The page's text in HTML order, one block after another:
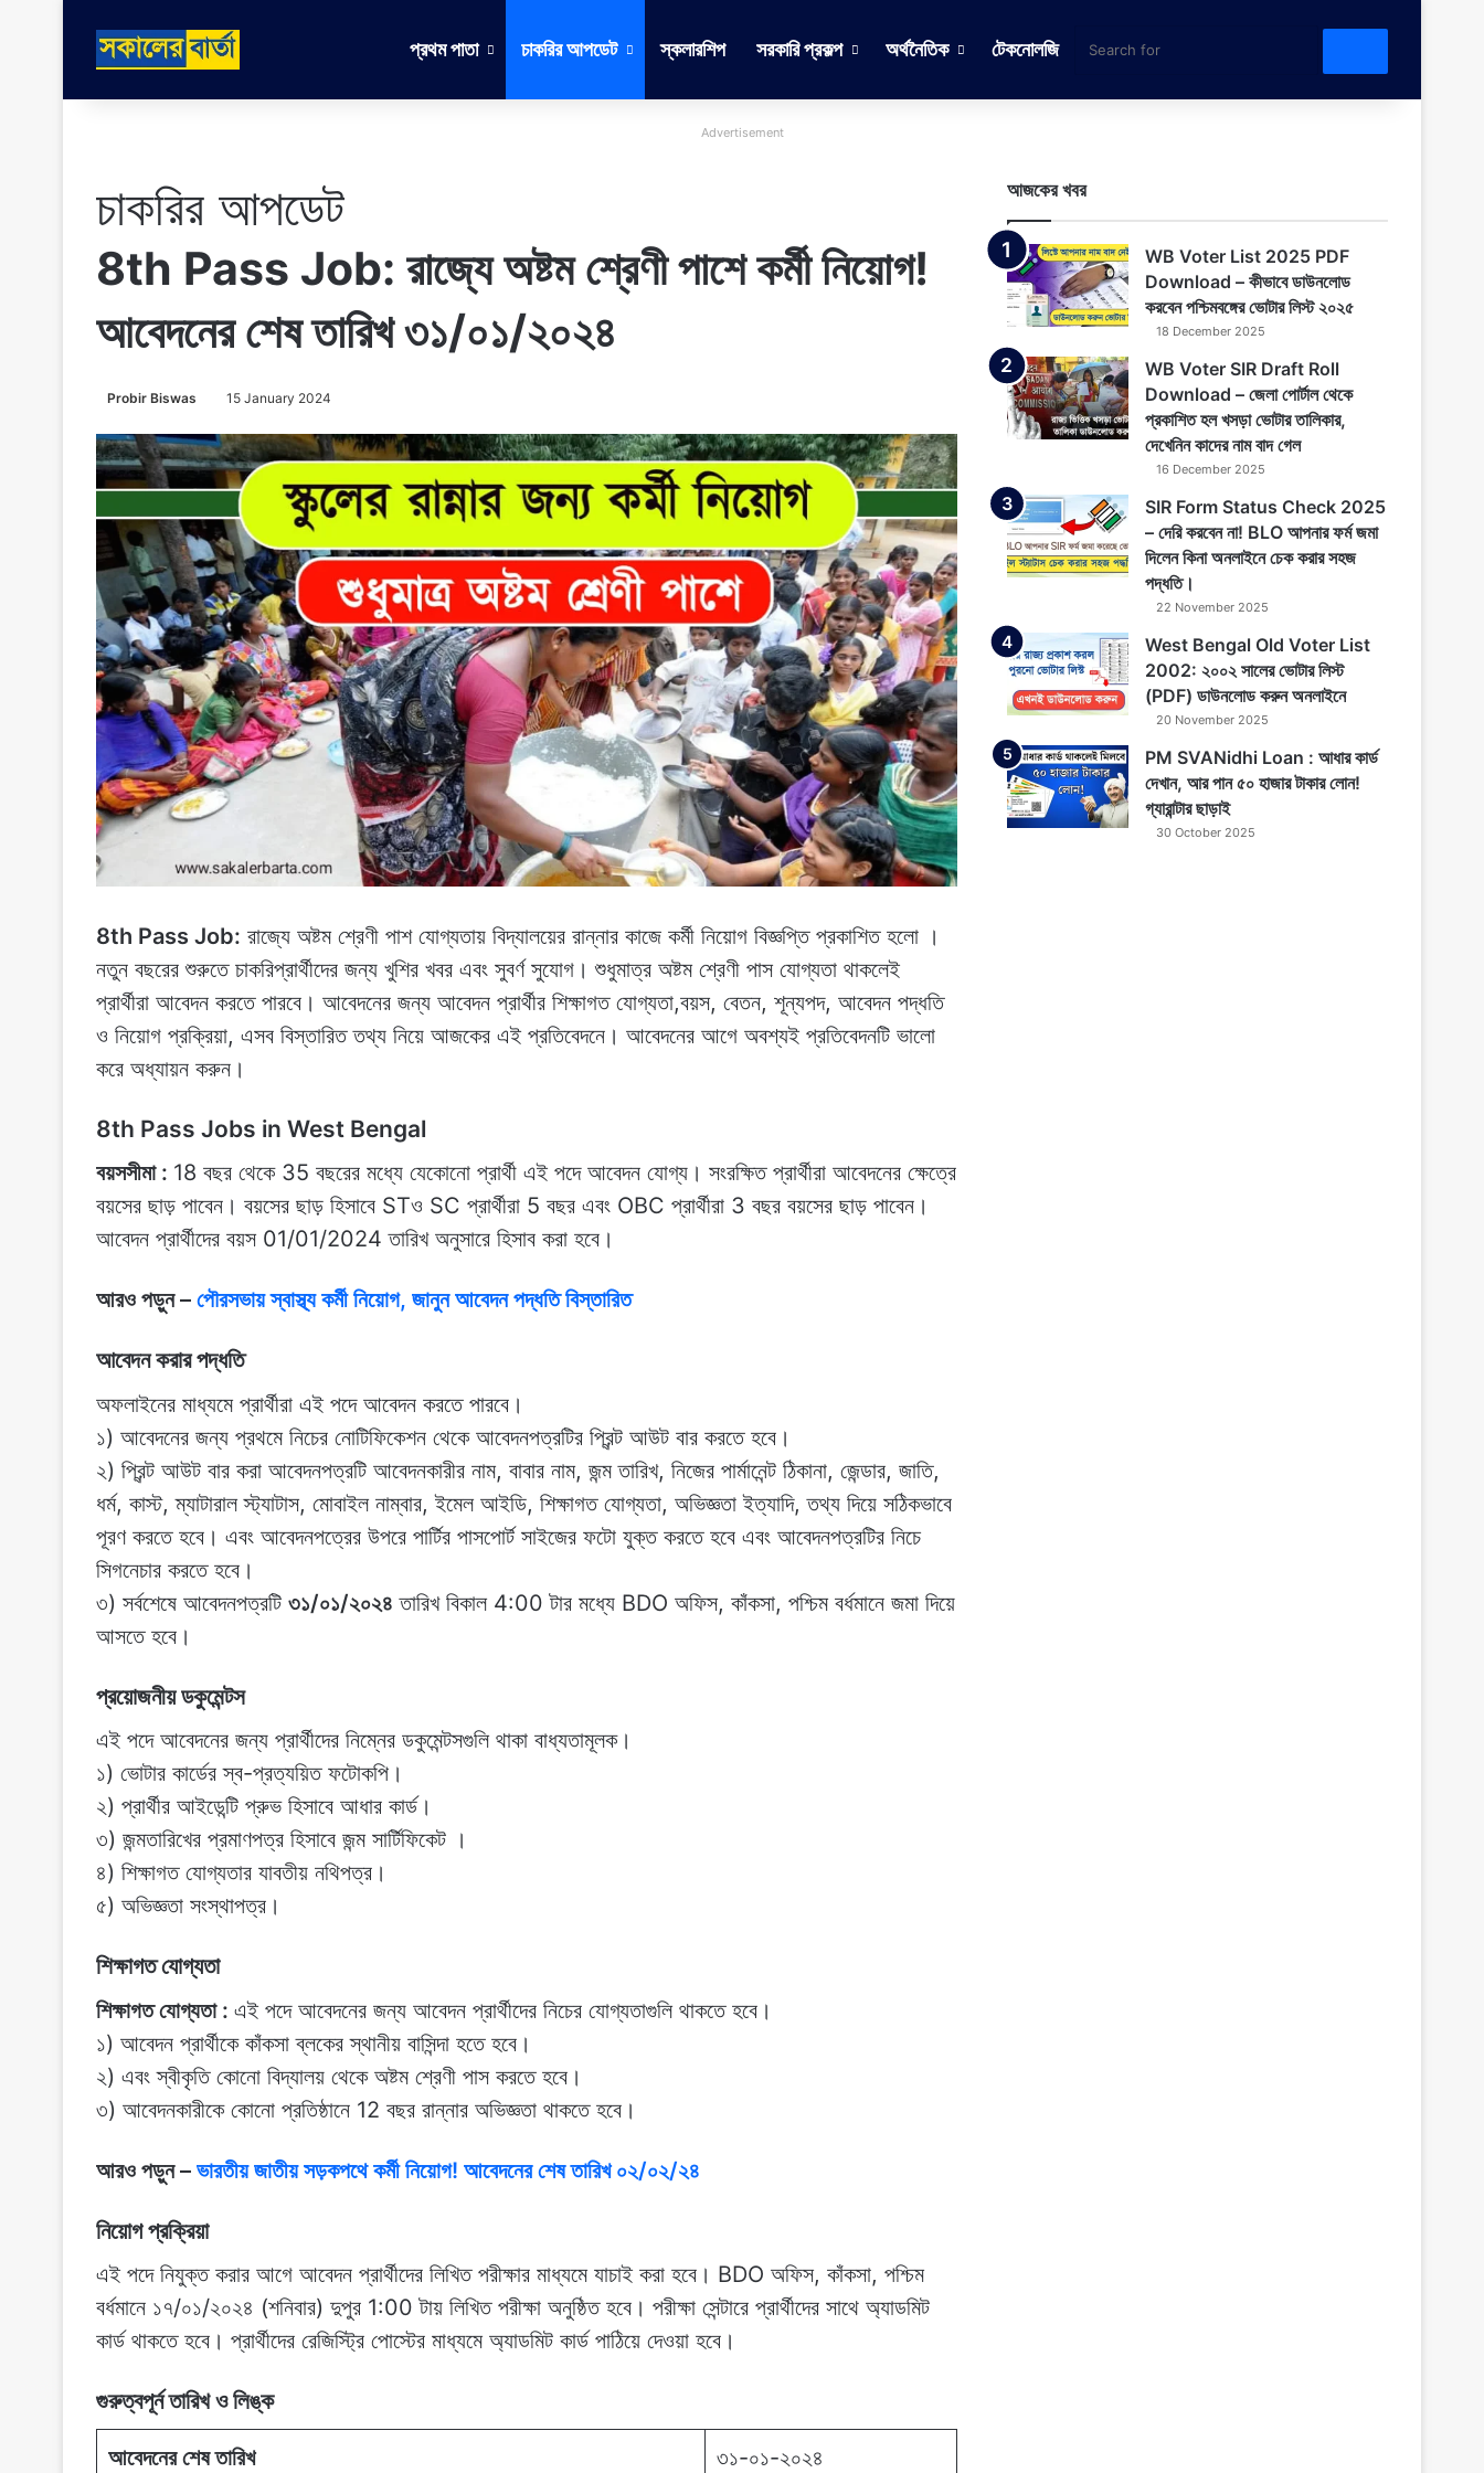
প্রথম পাতা চাকরির আপডেট স্কলারশিপ সরকারি প্রকল্প অর্থনৈতিক টেকনোলজি
Search
for
Advertisement
চাকরির আপডেট
8th Pass Job: রাজ্যে অষ্টম শ্রেণী পাশে কর্মী নিয়োগ!
আবেদনের শেষ তারিখ ৩১/০১/২০২৪
Probir Biswas 15 January 2024
8th Pass Job: রাজ্যে অষ্টম শ্রেণী পাশ যোগ্যতায় বিদ্যালয়ের রান্নার কাজে কর্মী নিয়োগ বিজ্ঞপ্তি প্রকাশিত হলো ‌।
নতুন বছরের শুরুতে চাকরিপ্রার্থীদের জন্য খুশির খবর এবং সুবর্ণ সুযোগ। শুধুমাত্র অষ্টম শ্রেণী পাস যোগ্যতা থাকলেই
প্রার্থীরা আবেদন করতে পারবে। আবেদনের জন্য আবেদন প্রার্থীর শিক্ষাগত যোগ্যতা,বয়স, বেতন, শূন্যপদ, আবেদন পদ্ধতি
ও নিয়োগ প্রক্রিয়া, এসব বিস্তারিত তথ্য নিয়ে আজকের এই প্রতিবেদনে। আবেদনের আগে অবশ্যই প্রতিবেদনটি ভালো
করে অধ্যায়ন করুন।
8th Pass Jobs in West Bengal
বয়সসীমা : 18 বছর থেকে 35 বছরের মধ্যে যেকোনো প্রার্থী এই পদে আবেদন যোগ্য। সংরক্ষিত প্রার্থীরা আবেদনের ক্ষেত্রে
বয়সের ছাড় পাবেন। বয়সের ছাড় হিসাবে STও SC প্রার্থীরা 5 বছর এবং OBC প্রার্থীরা 3 বছর বয়সের ছাড় পাবেন।
আবেদন প্রার্থীদের বয়স 01/01/2024 তারিখ অনুসারে হিসাব করা হবে।
আরও পড়ুন – পৌরসভায় স্বাস্থ্য কর্মী নিয়োগ, জানুন আবেদন পদ্ধতি বিস্তারিত
আবেদন করার পদ্ধতি
অফলাইনের মাধ্যমে প্রার্থীরা এই পদে আবেদন করতে পারবে।
১) আবেদনের জন্য প্রথমে নিচের নোটিফিকেশন থেকে আবেদনপত্রটির প্রিন্ট আউট বার করতে হবে।
২) প্রিন্ট আউট বার করা আবেদনপত্রটি আবেদনকারীর নাম, বাবার নাম, জন্ম তারিখ, নিজের পার্মানেন্ট ঠিকানা, জেন্ডার, জাতি,
ধর্ম, কাস্ট, ম্যাটারাল স্ট্যাটাস, মোবাইল নাম্বার, ইমেল আইডি, শিক্ষাগত যোগ্যতা, অভিজ্ঞতা ইত্যাদি, তথ্য দিয়ে সঠিকভাবে
পূরণ করতে হবে। এবং আবেদনপত্রের উপরে পার্টির পাসপোর্ট সাইজের ফটো যুক্ত করতে হবে এবং আবেদনপত্রটির নিচে
সিগনেচার করতে হবে।
৩) সর্বশেষে আবেদনপত্রটি ৩১/০১/২০২৪ তারিখ বিকাল 4:00 টার মধ্যে BDO অফিস, কাঁকসা, পশ্চিম বর্ধমানে জমা দিয়ে
আসতে হবে।
প্রয়োজনীয় ডকুমেন্টস
এই পদে আবেদনের জন্য প্রার্থীদের নিম্নের ডকুমেন্টসগুলি থাকা বাধ্যতামূলক।
১) ভোটার কার্ডের স্ব-প্রত্যয়িত ফটোকপি।
২) প্রার্থীর আইডেন্টি প্রুভ হিসাবে আধার কার্ড‌।
৩) জন্মতারিখের প্রমাণপত্র হিসাবে জন্ম সার্টিফিকেট ।
৪) শিক্ষাগত যোগ্যতার যাবতীয় নথিপত্র।
৫) অভিজ্ঞতা সংস্থাপত্র।
শিক্ষাগত যোগ্যতা
শিক্ষাগত যোগ্যতা : এই পদে আবেদনের জন্য আবেদন প্রার্থীদের নিচের যোগ্যতাগুলি থাকতে হবে।
১) আবেদন প্রার্থীকে কাঁকসা ব্লকের স্থানীয় বাসিন্দা হতে হবে।
২) এবং স্বীকৃতি কোনো বিদ্যালয় থেকে অষ্টম শ্রেণী পাস করতে হবে।
৩) আবেদনকারীকে কোনো প্রতিষ্ঠানে 12 বছর রান্নার অভিজ্ঞতা থাকতে হবে।
আরও পড়ুন – ভারতীয় জাতীয় সড়কপথে কর্মী নিয়োগ! আবেদনের শেষ তারিখ ০২/০২/২৪
নিয়োগ প্রক্রিয়া
এই পদে নিযুক্ত করার আগে আবেদন প্রার্থীদের লিখিত পরীক্ষার মাধ্যমে যাচাই করা হবে। BDO অফিস, কাঁকসা, পশ্চিম
বর্ধমানে ১৭/০১/২০২৪ (শনিবার) দুপুর 1:00 টায় লিখিত পরীক্ষা অনুষ্ঠিত হবে। পরীক্ষা সেন্টারে প্রার্থীদের সাথে অ্যাডমিট
কার্ড থাকতে হবে। প্রার্থীদের রেজিস্ট্রি পোস্টের মাধ্যমে অ্যাডমিট কার্ড পাঠিয়ে দেওয়া হবে।
গুরুত্বপূর্ন তারিখ ও লিঙ্ক
আবেদনের শেষ তারিখ ৩১-০১-২০২৪
আজকের খবর
WB Voter List 2025 PDF
Download – কীভাবে ডাউনলোড
করবেন পশ্চিমবঙ্গের ভোটার লিস্ট ২০২৫
18 December 2025
WB Voter SIR Draft Roll
Download – জেলা পোর্টাল থেকে
প্রকাশিত হল খসড়া ভোটার তালিকার,
দেখেনিন কাদের নাম বাদ গেল
16 December 2025
SIR Form Status Check 2025
– দেরি করবেন না! BLO আপনার ফর্ম জমা
দিলেন কিনা অনলাইনে চেক করার সহজ
পদ্ধতি।
22 November 2025
West Bengal Old Voter List
2002: ২০০২ সালের ভোটার লিস্ট
(PDF) ডাউনলোড করুন অনলাইনে
20 November 2025
PM SVANidhi Loan : আধার কার্ড
দেখান, আর পান ৫০ হাজার টাকার লোন!
গ্যারান্টার ছাড়াই
30 October 2025